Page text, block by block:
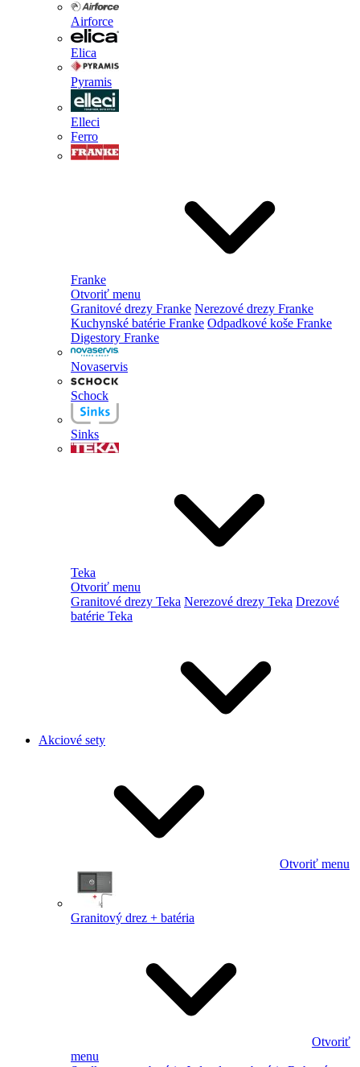
Airforce
Elica
Pyramis
Elleci
Ferro
Franke
Otvoriť menu
Granitové drezy Franke Nerezové drezy Franke
Kuchynské batérie Franke Odpadkové koše Franke
Digestory Franke
Novaservis
Schock
Sinks
Teka
Otvoriť menu
Granitové drezy Teka Nerezové drezy Teka Drezové
batérie Teka
Akciové sety
Otvoriť menu
Granitový drez + batéria
Otvoriť
menu